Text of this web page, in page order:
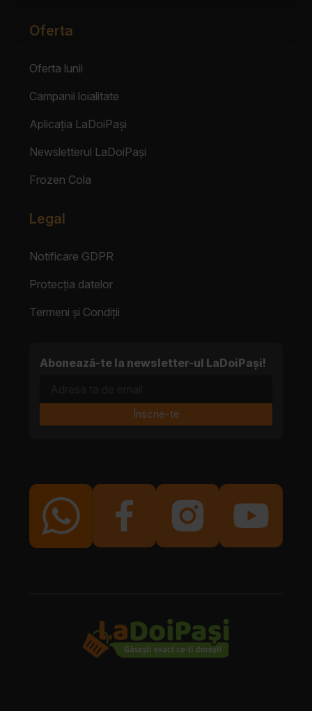
Oferta
Oferta lunii
Campanii loialitate
Aplicația LaDoiPași
Newsletterul LaDoiPași
Frozen Cola
Legal
Notificare GDPR
Protecția datelor
Termeni și Condiții
Abonează-te la newsletter-ul LaDoiPași!
Înscrie-te